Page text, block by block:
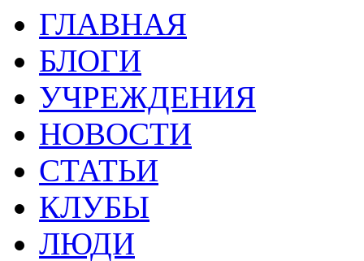
ГЛАВНАЯ
БЛОГИ
УЧРЕЖДЕНИЯ
НОВОСТИ
СТАТЬИ
КЛУБЫ
ЛЮДИ